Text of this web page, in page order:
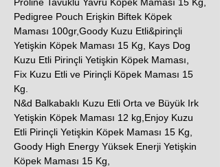
Pedigree Pouch Erişkin Biftek Köpek
Maması 100gr,Goody Kuzu Etli&pirinçli
Yetişkin Köpek Maması 15 Kg, Kays Dog
Kuzu Etli Pirinçli Yetişkin Köpek Maması,
Fix Kuzu Etli ve Pirinçli Köpek Maması 15
Kg.
N&d Balkabaklı Kuzu Etli Orta ve Büyük Irk
Yetişkin Köpek Maması 12 kg,Enjoy Kuzu
Etli Pirinçli Yetişkin Köpek Maması 15 Kg,
Goody High Energy Yüksek Enerji Yetişkin
Köpek Maması 15 Kg,